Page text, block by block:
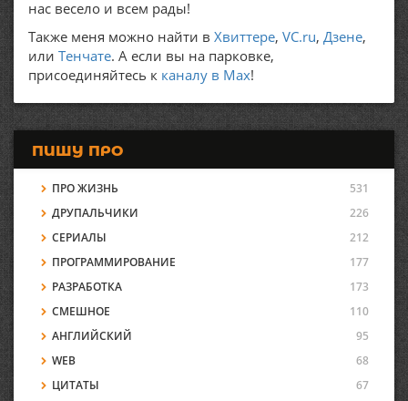
нас весело и всем рады!
Также меня можно найти в Хвиттере, VC.ru, Дзене,
или Тенчате. А если вы на парковке,
присоединяйтесь к каналу в Max!
ПИШУ ПРО
ПРО ЖИЗНЬ
531
ДРУПАЛЬЧИКИ
226
СЕРИАЛЫ
212
ПРОГРАММИРОВАНИЕ
177
РАЗРАБОТКА
173
СМЕШНОЕ
110
АНГЛИЙСКИЙ
95
WEB
68
ЦИТАТЫ
67